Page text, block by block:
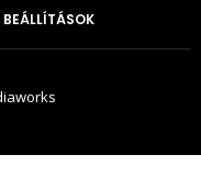
BEÁLLÍTÁSOK